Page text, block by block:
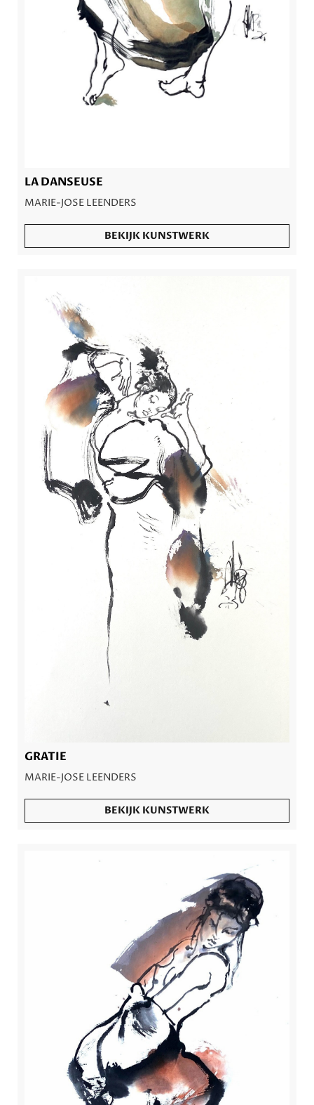
LA DANSEUSE
MARIE-JOSE LEENDERS
BEKIJK KUNSTWERK
GRATIE
MARIE-JOSE LEENDERS
BEKIJK KUNSTWERK